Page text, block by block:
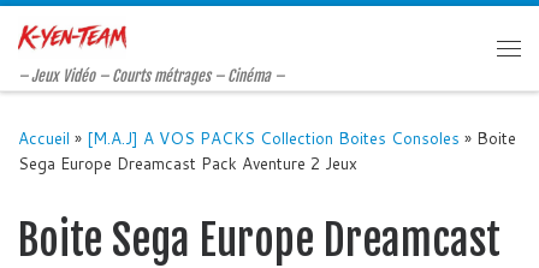
Passer au contenu
– Jeux Vidéo – Courts métrages – Cinéma –
Accueil » [M.A.J] A VOS PACKS Collection Boites Consoles » Boite
Sega Europe Dreamcast Pack Aventure 2 Jeux
Boite Sega Europe Dreamcast